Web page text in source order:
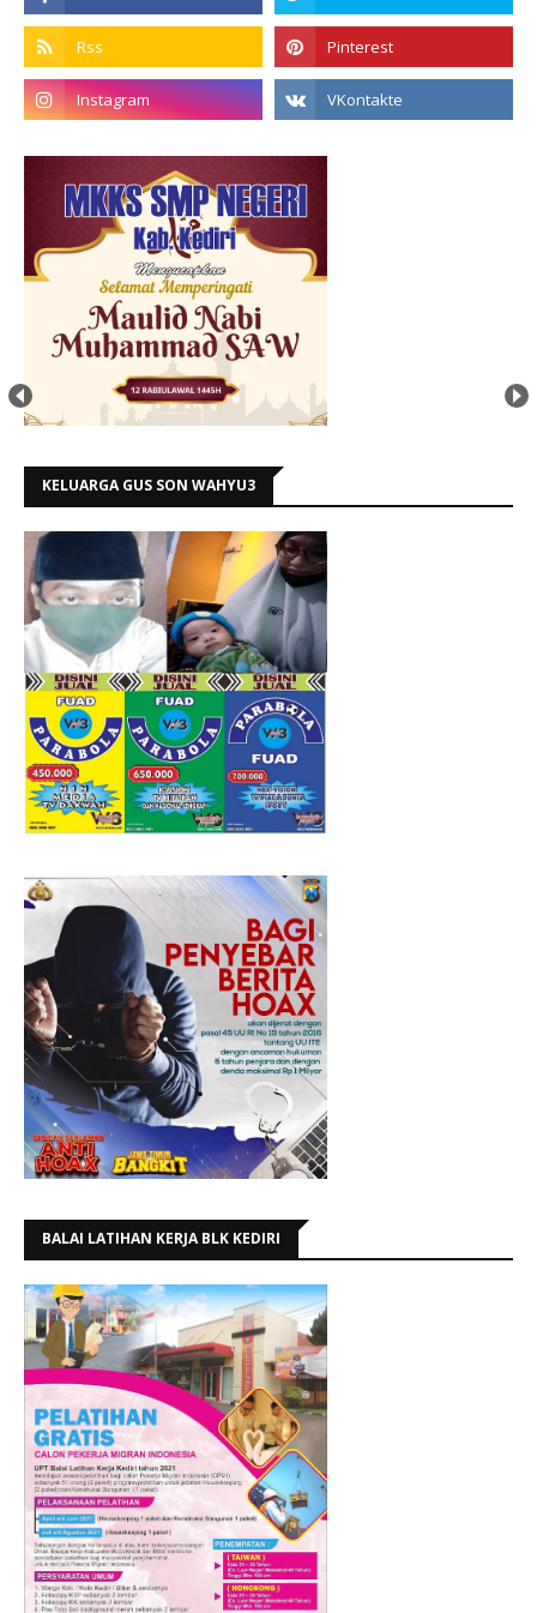
KELUARGA GUS SON WAHYU3
BALAI LATIHAN KERJA BLK KEDIRI